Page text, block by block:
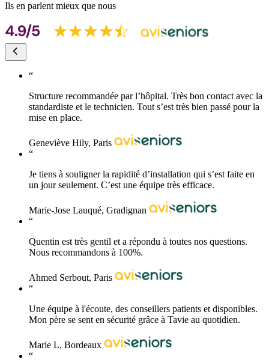
Ils en parlent mieux que nous
“
Structure recommandée par l’hôpital. Très bon contact avec la
standardiste et le technicien. Tout s’est très bien passé pour la
mise en place.
Geneviève Hily, Paris
“
Je tiens à souligner la rapidité d’installation qui s’est faite en
un jour seulement. C’est une équipe très efficace.
Marie-Jose Lauqué, Gradignan
“
Quentin est très gentil et a répondu à toutes nos questions.
Nous recommandons à 100%.
Ahmed Serbout, Paris
“
Une équipe à l'écoute, des conseillers patients et disponibles.
Mon père se sent en sécurité grâce à Tavie au quotidien.
Marie L, Bordeaux
“